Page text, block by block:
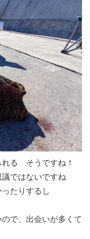
る そうですね！
ではないですね
たりするし
で、出会いが多くて